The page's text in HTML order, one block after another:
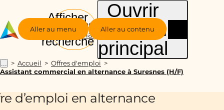
Aller au menu Aller au contenu
Groupe
Alternance
Afficher
la
recherche
Ouvrir
le menu
principal
... Accueil
Offres d'emploi
Assistant commercial en alternance à Suresnes (H/F)
d’emploi en alternance